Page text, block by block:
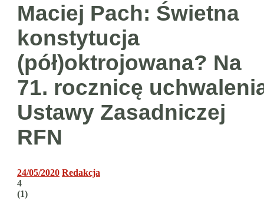
Maciej Pach: Świetna
konstytucja
(pół)oktrojowana? Na
71. rocznicę
Ustawy Zasadniczej
RFN
24/05/2020 Redakcja
4
(1)